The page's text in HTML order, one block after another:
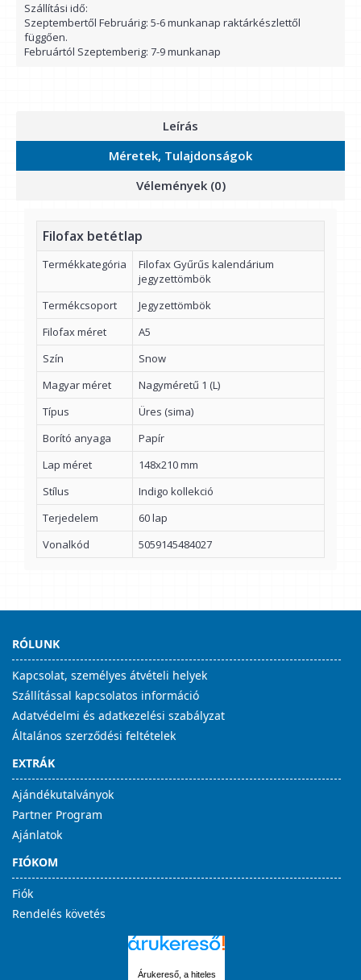
Szállítási idő:
Szeptembertől Februárig: 5-6 munkanap raktárkészlettől
függően.
Februártól Szeptemberig: 7-9 munkanap
Leírás
Méretek, Tulajdonságok
Vélemények (0)
Filofax betétlap
Termékkategória
Filofax Gyűrűs kalendárium
jegyzettömbök
Termékcsoport
Jegyzettömbök
Filofax méret
A5
Szín
Snow
Magyar méret
Nagyméretű 1 (L)
Típus
Üres (sima)
Borító anyaga
Papír
Lap méret
148x210 mm
Stílus
Indigo kollekció
Terjedelem
60 lap
Vonalkód
5059145484027
RÓLUNK
Kapcsolat, személyes átvételi helyek
Szállítással kapcsolatos információ
Adatvédelmi és adatkezelési szabályzat
Általános szerződési feltételek
EXTRÁK
Ajándékutalványok
Partner Program
Ajánlatok
FIÓKOM
Fiók
Rendelés követés
Árukereső, a hiteles